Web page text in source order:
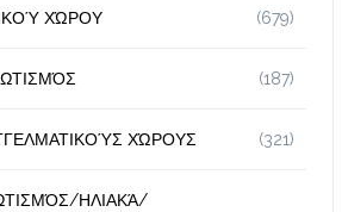
ΧΏΡΟΥ (679)
(187)
ΧΏΡΟΥΣ (321)
ΗΛΙΑΚΆ/